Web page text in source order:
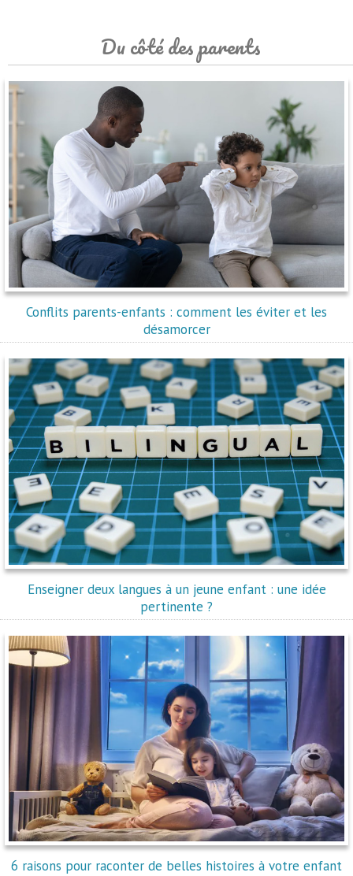
Du côté des parents
Conflits parents-enfants : comment les éviter et les
désamorcer
Enseigner deux langues à un jeune enfant : une idée
pertinente ?
6 raisons pour raconter de belles histoires à votre enfant